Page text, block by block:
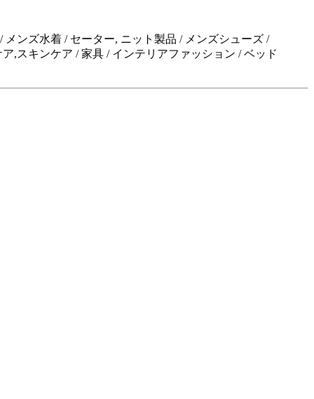
ンズ水着 / セーター, ニット製品 / メンズシューズ /
,スキンケア / 家具 / インテリアファッション / ベッド